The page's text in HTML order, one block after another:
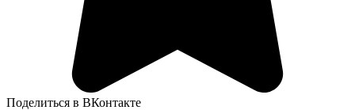
Поделиться в ВКонтакте